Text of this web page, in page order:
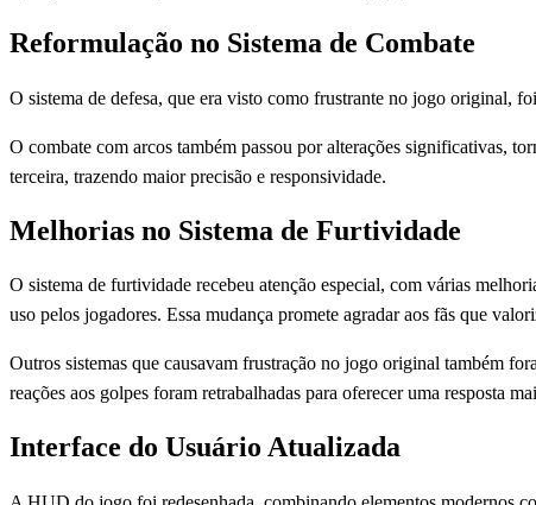
Reformulação no Sistema de Combate
O sistema de defesa, que era visto como frustrante no jogo original,
O combate com arcos também passou por alterações significativas,
terceira, trazendo maior precisão e responsividade.
Melhorias no Sistema de Furtividade
O sistema de furtividade recebeu atenção especial, com várias
uso pelos jogadores. Essa mudança promete agradar aos fãs que
Outros sistemas que causavam frustração no jogo original também
reações aos golpes foram retrabalhadas para oferecer uma resposta
Interface do Usuário Atualizada